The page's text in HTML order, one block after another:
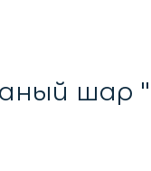
шар